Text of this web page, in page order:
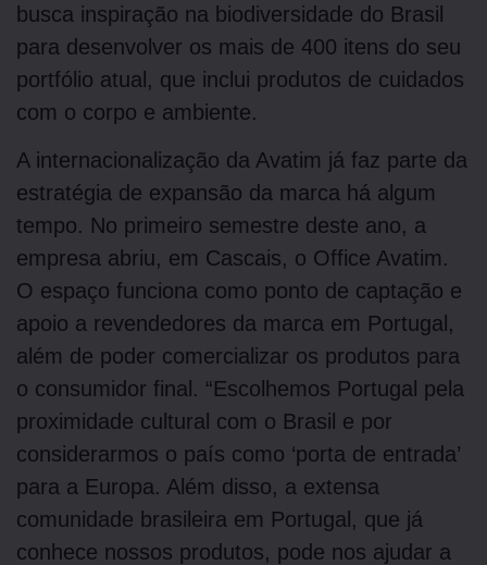
busca inspiração na biodiversidade do Brasil
para desenvolver os mais de 400 itens do seu
portfólio atual, que inclui produtos de cuidados
com o corpo e ambiente.
A internacionalização da Avatim já faz parte da
estratégia de expansão da marca há algum
tempo. No primeiro semestre deste ano, a
empresa abriu, em Cascais, o Office Avatim.
O espaço funciona como ponto de captação e
apoio a revendedores da marca em Portugal,
além de poder comercializar os produtos para
o consumidor final. “Escolhemos Portugal pela
proximidade cultural com o Brasil e por
considerarmos o país como ‘porta de entrada’
para a Europa. Além disso, a extensa
comunidade brasileira em Portugal, que já
conhece nossos produtos, pode nos ajudar a